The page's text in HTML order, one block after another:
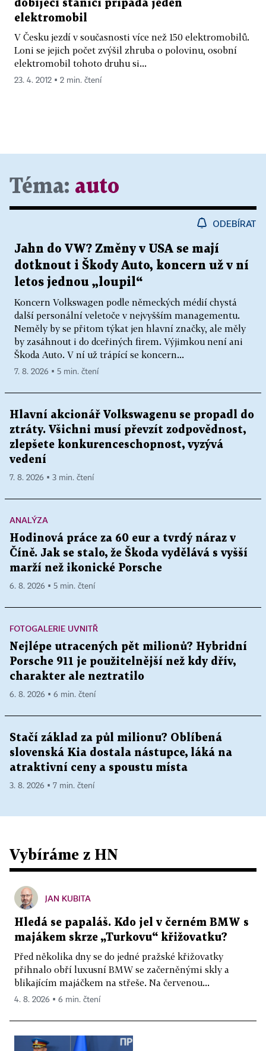
dobíjecí stanici připadá jeden
elektromobil
V Česku jezdí v současnosti více než 150 elektromobilů.
Loni se jejich počet zvýšil zhruba o polovinu, osobní
elektromobil tohoto druhu si...
23. 4. 2012 ▪ 2 min. čtení
Téma: auto
ODEBÍRAT
Jahn do VW? Změny v USA se mají
dotknout i Škody Auto, koncern už v ní
letos jednou „loupil“
Koncern Volkswagen podle německých médií chystá
další personální veletoče v nejvyšším managementu.
Neměly by se přitom týkat jen hlavní značky, ale měly
by zasáhnout i do dceřiných firem. Výjimkou není ani
Škoda Auto. V ní už trápící se koncern...
7. 8. 2026 ▪ 5 min. čtení
Hlavní akcionář Volkswagenu se propadl do
ztráty. Všichni musí převzít zodpovědnost,
zlepšete konkurenceschopnost, vyzývá
vedení
7. 8. 2026 ▪ 3 min. čtení
ANALÝZA
Hodinová práce za 60 eur a tvrdý náraz v
Číně. Jak se stalo, že Škoda vydělává s vyšší
marží než ikonické Porsche
6. 8. 2026 ▪ 5 min. čtení
FOTOGALERIE UVNITŘ
Nejlépe utracených pět milionů? Hybridní
Porsche 911 je použitelnější než kdy dřív,
charakter ale neztratilo
6. 8. 2026 ▪ 6 min. čtení
Stačí základ za půl milionu? Oblíbená
slovenská Kia dostala nástupce, láká na
atraktivní ceny a spoustu místa
3. 8. 2026 ▪ 7 min. čtení
Vybíráme z HN
JAN KUBITA
Hledá se papaláš. Kdo jel v černém BMW s
majákem skrze „Turkovu“ křižovatku?
Před několika dny se do jedné pražské křižovatky
přihnalo obří luxusní BMW se začerněnými skly a
blikajícím majáčkem na střeše. Na červenou...
4. 8. 2026 ▪ 6 min. čtení